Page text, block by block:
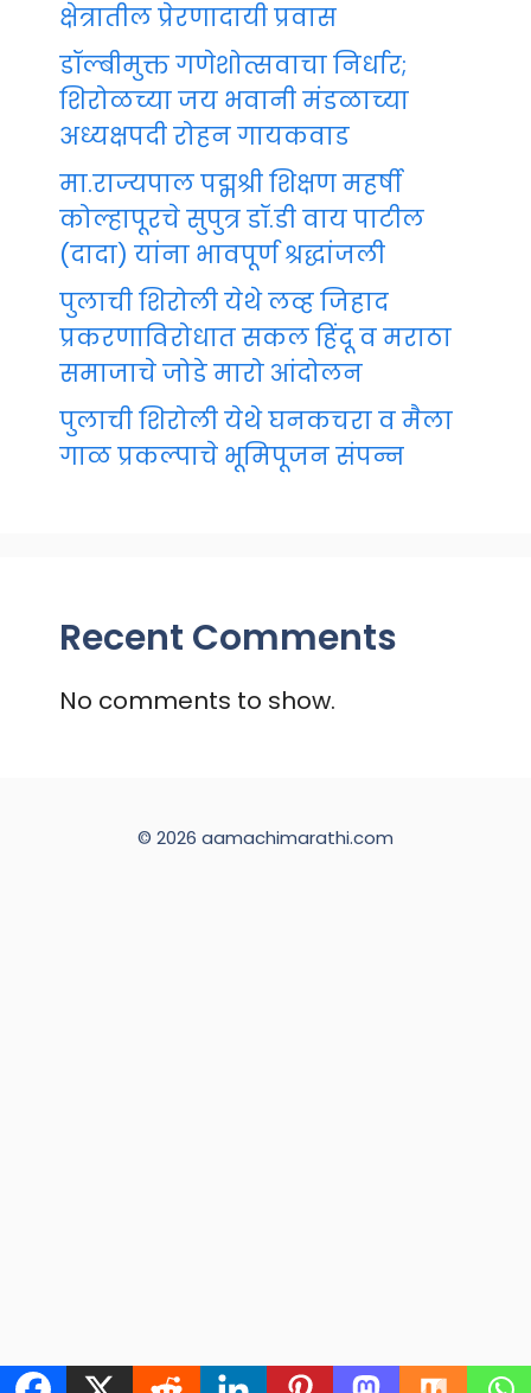
क्षेत्रातील प्रेरणादायी प्रवास
डॉल्बीमुक्त गणेशोत्सवाचा निर्धार;
शिरोळच्या जय भवानी मंडळाच्या
अध्यक्षपदी रोहन गायकवाड
मा.राज्यपाल पद्मश्री शिक्षण महर्षी
कोल्हापूरचे सुपुत्र डॉ.डी वाय पाटील
(दादा) यांना भावपूर्ण श्रद्धांजली
पुलाची शिरोली येथे लव्ह जिहाद
प्रकरणाविरोधात सकल हिंदू व मराठा
समाजाचे जोडे मारो आंदोलन
पुलाची शिरोली येथे घनकचरा व मैला
गाळ प्रकल्पाचे भूमिपूजन संपन्न
Recent Comments
No comments to show.
© 2026 aamachimarathi.com